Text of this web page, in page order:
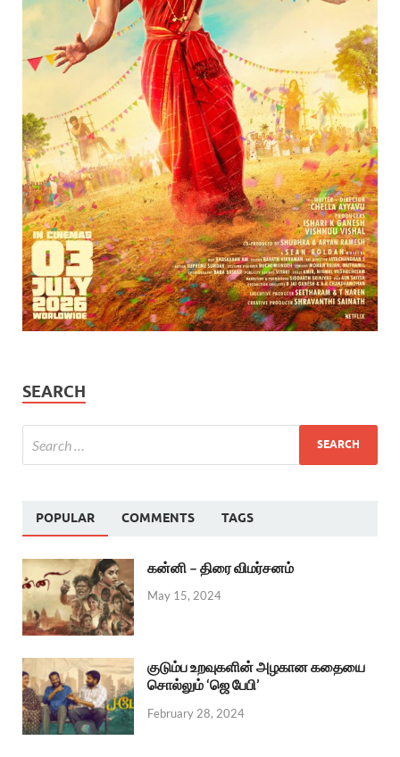
SEARCH
POPULAR COMMENTS TAGS
கன்னி – திரை விமர்சனம்
May 15, 2024
குடும்ப உறவுகளின் அழகான கதையை
சொல்லும் ‘ஜெ பேபி’
February 28, 2024